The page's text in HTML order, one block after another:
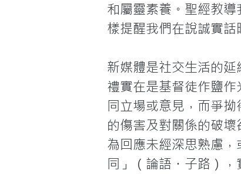
和屬靈素養。聖經教
樣提醒我們在說誠實話
新媒體是社交生活的
禮實在是基督徒作鹽
同立場或意見，而爭
的傷害及對關係的破
為回應未經深思熟慮
同」（論語・子路），